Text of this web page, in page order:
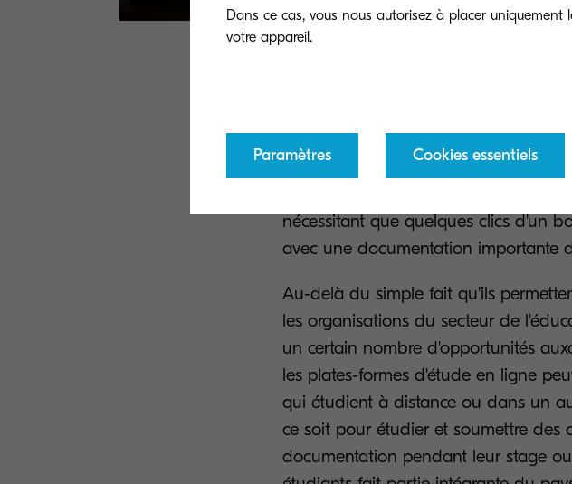
digitales, il peut devenir un
concernées. Pour le personnel, un
nécessitant que quelques clics d'un
avec une documentation importante
Au-delà du simple fait qu'ils
les organisations du secteur de
un certain nombre d'opportunités
les plates-formes d'étude en ligne
qui étudient à distance ou dans un
ce soit pour étudier et soumettre des
documentation pendant leur stage
Dans ce cas, vous nous autorisez à placer
votre appareil.
Paramètres Cookies essentiels